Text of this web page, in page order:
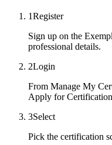
1Register
Sign up on the
professional details.
2Login
From Manage My
Apply for
3Select
Pick the certification